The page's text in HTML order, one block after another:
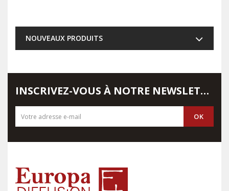
NOUVEAUX PRODUITS
INSCRIVEZ-VOUS À NOTRE NEWSLETTER